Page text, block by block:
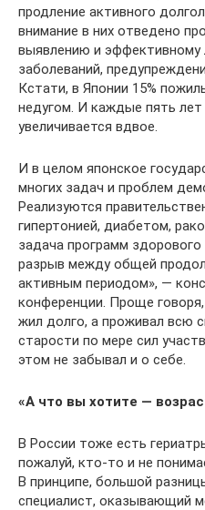
продление активного
внимание в них отведено
выявлению и эффективному
заболеваний,
Кстати, в Японии 15%
недугом. И каждые пять
увеличивается вдвое.
И в целом японское
многих задач и проблем
Реализуются
гипертонией, диабетом,
задача программ
разрыв между общей
активным периодом», —
конференции. Проще
жил долго, а проживал всю
старости по мере сил
этом не забывал и о себе.
«А что вы хотите —
В России тоже есть
пожалуй, кто-то и не
В принципе, большой
специалист, оказывающий